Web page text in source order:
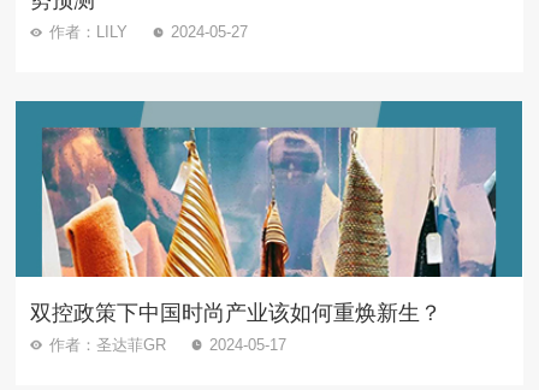
作者：LILY 2024-05-27
双控政策下中国时尚产业该如何重焕新生？
作者：圣达菲GR 2024-05-17